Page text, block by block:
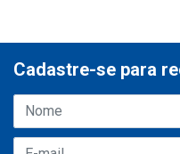
Cadastre-se para